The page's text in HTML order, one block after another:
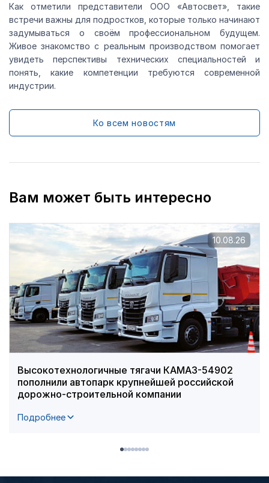
Как отметили представители ООО «Автосвет», такие
встречи важны для подростков, которые только начинают
задумываться о своём профессиональном будущем.
Живое знакомство с реальным производством помогает
увидеть перспективы технических специальностей и
понять, какие компетенции требуются современной
индустрии.
Ко всем новостям
Вам может быть интересно
Высокотехнологичные тягачи КАМАЗ-54902
пополнили автопарк крупнейшей российской
дорожно-строительной компании
Подробнее
10.08.26